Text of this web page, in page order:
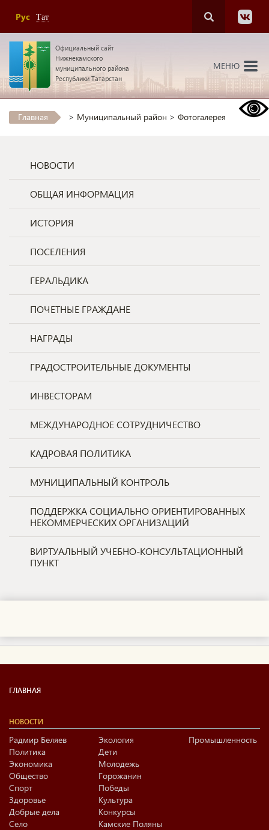
Рус Тат
Официальный сайт
Нижнекамского
муниципального района
Республики Татарстан
МЕНЮ
Главная > Муниципальный район > Фотогалерея
НОВОСТИ
ОБЩАЯ ИНФОРМАЦИЯ
ИСТОРИЯ
ПОСЕЛЕНИЯ
ГЕРАЛЬДИКА
ПОЧЕТНЫЕ ГРАЖДАНЕ
НАГРАДЫ
ГРАДОСТРОИТЕЛЬНЫЕ ДОКУМЕНТЫ
ИНВЕСТОРАМ
МЕЖДУНАРОДНОЕ СОТРУДНИЧЕСТВО
КАДРОВАЯ ПОЛИТИКА
МУНИЦИПАЛЬНЫЙ КОНТРОЛЬ
ПОДДЕРЖКА СОЦИАЛЬНО ОРИЕНТИРОВАННЫХ
НЕКОММЕРЧЕСКИХ ОРГАНИЗАЦИЙ
ВИРТУАЛЬНЫЙ УЧЕБНО-КОНСУЛЬТАЦИОННЫЙ
ПУНКТ
ГЛАВНАЯ
НОВОСТИ
Радмир Беляев
Политика
Экономика
Общество
Спорт
Здоровье
Добрые дела
Село
Экология
Дети
Молодежь
Горожанин
Победы
Культура
Конкурсы
Камские Поляны
Промышленность